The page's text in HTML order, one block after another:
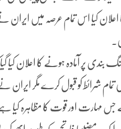
کیا اس تمام عرصہ میں ایران
پر آمادہ ہونے کا اعلان کیا گیا
تمام شرائط کو قبول کرے مگر
جس مہارت اور قوت کا مظاہرہ کیا